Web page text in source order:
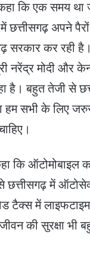
कि एक समय
छत्तीसगढ़ अपने
सरकार कर रही
नरेंद्र मोदी और
है। बहुत तेजी से
हम सभी के लिए
कि ऑटोमोबाइल
में
टैक्स में लाइफटाइम
जीवन की सुरक्षा